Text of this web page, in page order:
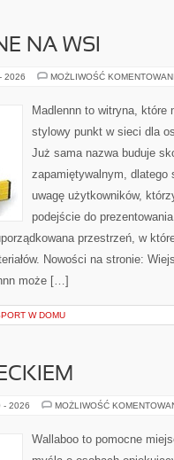
NA WSI
2026 MOŻLIWOŚĆ
Madlennn to witryna, które
stylowy punkt w sieci dla
Już sama nazwa buduje
zapamiętywalnym, dlatego
uwagę użytkowników,
podejście do
przestrzeń, w
Nowości na stronie:
może […]
W DOMU
- 2026 MOŻLIWOŚĆ
Wallaboo to pomocne